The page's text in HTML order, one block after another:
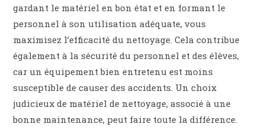
gardant le matériel en bon état et en formant le
personnel à son utilisation adéquate, vous
maximisez l’efficacité du nettoyage. Cela contribue
également à la sécurité du personnel et des élèves,
car un équipement bien entretenu est moins
susceptible de causer des accidents. Un choix
judicieux de matériel de nettoyage, associé à une
bonne maintenance, peut faire toute la différence.